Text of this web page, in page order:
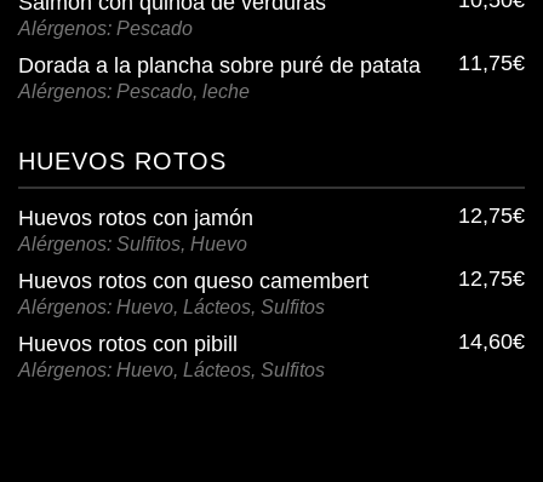
Alérgenos: Pescado
Dorada a la plancha sobre puré de patata 11,75€
Alérgenos: Pescado, leche
HUEVOS ROTOS
Huevos rotos con jamón 12,75€
Alérgenos: Sulfitos, Huevo
Huevos rotos con queso camembert 12,75€
Alérgenos: Huevo, Lácteos, Sulfitos
Huevos rotos con pibill 14,60€
Alérgenos: Huevo, Lácteos, Sulfitos